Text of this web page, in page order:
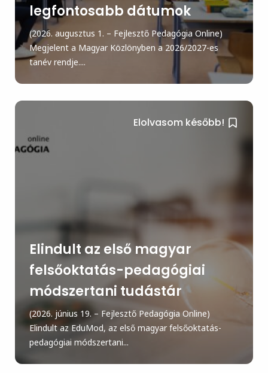
legfontosabb dátumok
(2026. augusztus 1. – Fejlesztő Pedagógia Online)
Megjelent a Magyar Közlönyben a 2026/2027-es
tanév rendje....
Elolvasom később!
Elindult az első magyar
felsőoktatás-pedagógiai
módszertani tudástár
(2026. június 19. – Fejlesztő Pedagógia Online)
Elindult az EduMod, az első magyar felsőoktatás-
pedagógiai módszertani...